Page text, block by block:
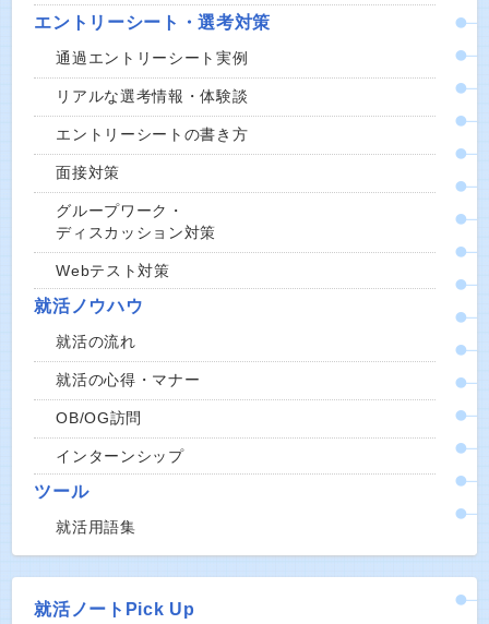
エントリーシート・選考対策
通過エントリーシート実例
リアルな選考情報・体験談
エントリーシートの書き方
面接対策
グループワーク・
ディスカッション対策
Webテスト対策
就活ノウハウ
就活の流れ
就活の心得・マナー
OB/OG訪問
インターンシップ
ツール
就活用語集
就活ノートPick Up